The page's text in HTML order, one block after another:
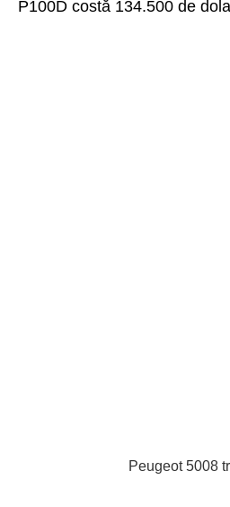
P100D costă 134.500 de
Peugeot 5008